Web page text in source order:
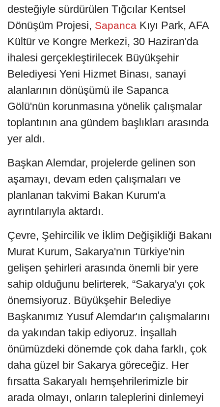
desteğiyle sürdürülen Tığcılar Kentsel
Dönüşüm Projesi, Sapanca Kıyı Park, AFA
Kültür ve Kongre Merkezi, 30 Haziran'da
ihalesi gerçekleştirilecek Büyükşehir
Belediyesi Yeni Hizmet Binası, sanayi
alanlarının dönüşümü ile Sapanca
Gölü'nün korunmasına yönelik çalışmalar
toplantının ana gündem başlıkları arasında
yer aldı.
Başkan Alemdar, projelerde gelinen son
aşamayı, devam eden çalışmaları ve
planlanan takvimi Bakan Kurum'a
ayrıntılarıyla aktardı.
Çevre, Şehircilik ve İklim Değişikliği Bakanı
Murat Kurum, Sakarya'nın Türkiye'nin
gelişen şehirleri arasında önemli bir yere
sahip olduğunu belirterek, “Sakarya'yı çok
önemsiyoruz. Büyükşehir Belediye
Başkanımız Yusuf Alemdar'ın çalışmalarını
da yakından takip ediyoruz. İnşallah
önümüzdeki dönemde çok daha farklı, çok
daha güzel bir Sakarya göreceğiz. Her
fırsatta Sakaryalı hemşehrilerimizle bir
arada olmayı, onların taleplerini dinlemeyi